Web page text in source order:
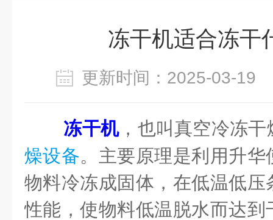
冻干机适合冻干
更新时间：2025-03-
冻干机，也叫真空冷冻干
燥设备。主要原理是利用升
物料冷冻成固体，在低温低
性能，使物料低温脱水而达